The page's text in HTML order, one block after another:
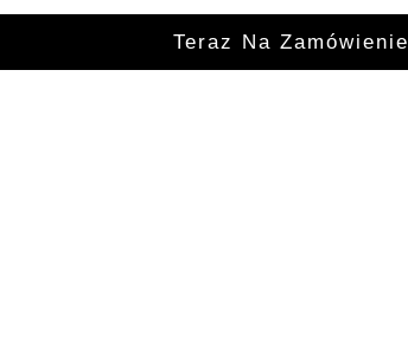
Teraz Na Zamówienie